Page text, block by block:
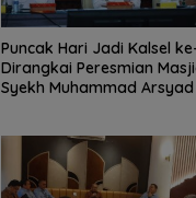
Puncak Hari Jadi Kalsel
Dirangkai Peresmian
Syekh Muhammad Arsyad